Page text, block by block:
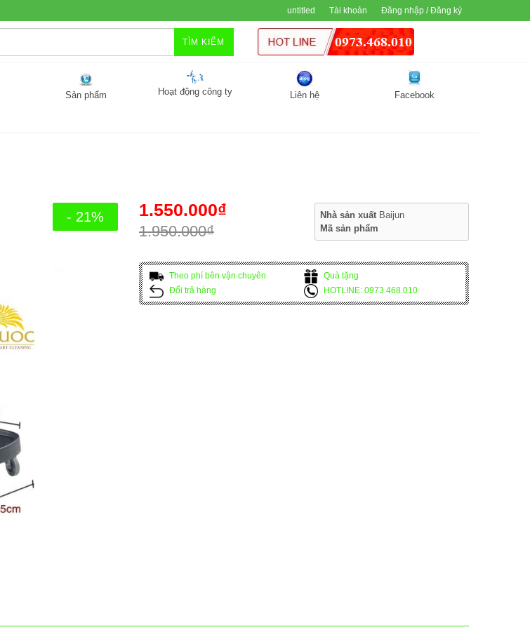
untitled Tài khoản Đăng nhập / Đăng ký
TÌM KIẾM
Sản phẩm Hoạt động công ty Liên hệ Facebook
- 21% 1.550.000₫
1.950.000₫
Nhà sản xuất Baijun
Mã sản phẩm
Theo phí bên vận chuyên
Quà tặng
Đổi trả hàng
HOTLINE: 0973.468.010